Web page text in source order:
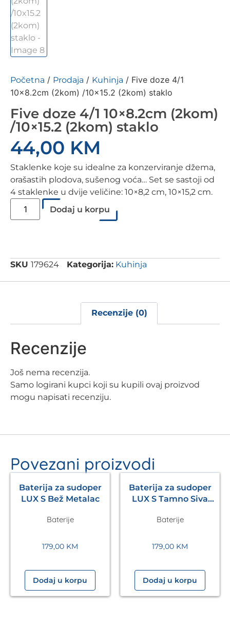
Početna / Prodaja / Kuhinja / Five doze 4/1
10×8.2cm (2kom) /10×15.2 (2kom) staklo
Five doze 4/1 10×8.2cm (2kom)
/10×15.2 (2kom) staklo
44,00 KM
Staklenke koje su idealne za konzerviranje džema,
orašastih plodova, sušenog voća… Set se sastoji od
4 staklenke u dvije veličine: 10×8,2 cm, 10×15,2 cm.
Dodaj u korpu
SKU 179624 Kategorija: Kuhinja
Recenzije (0)
Recenzije
Još nema recenzija.
Samo logirani kupci koji su kupili ovaj proizvod
mogu napisati recenziju.
Povezani proizvodi
Baterija za sudoper
LUX S Bež Metalac
Baterije
179,00 KM
Dodaj u korpu
Baterija za sudoper
LUX S Tamno Siva
Baterije
179,00 KM
Dodaj u korpu